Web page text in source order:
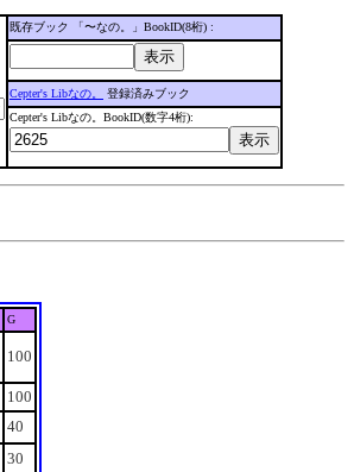
既存ブック 「〜なの。」BookID(8桁) :
Cepter's Libなの。
登録済みブック
Cepter's Libなの。BookID(数字4桁):
G
100
100
40
30